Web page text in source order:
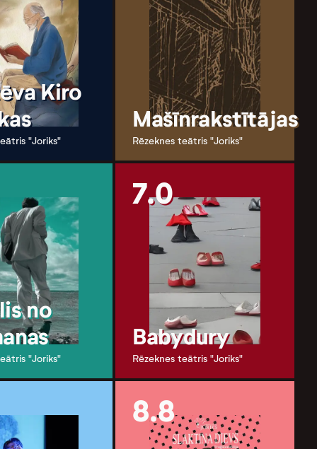
Kiro
"Joriks"
Mašīnrakstītājas
Rēzeknes teātris "Joriks"
no
"Joriks"
7.0
Babydury
Rēzeknes teātris "Joriks"
8.8